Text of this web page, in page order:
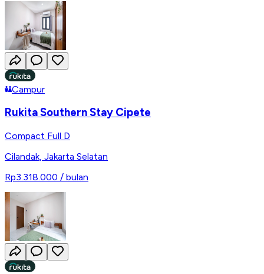
Campur
Rukita Southern Stay Cipete
Compact Full D
Cilandak, Jakarta Selatan
Rp3.318.000 / bulan